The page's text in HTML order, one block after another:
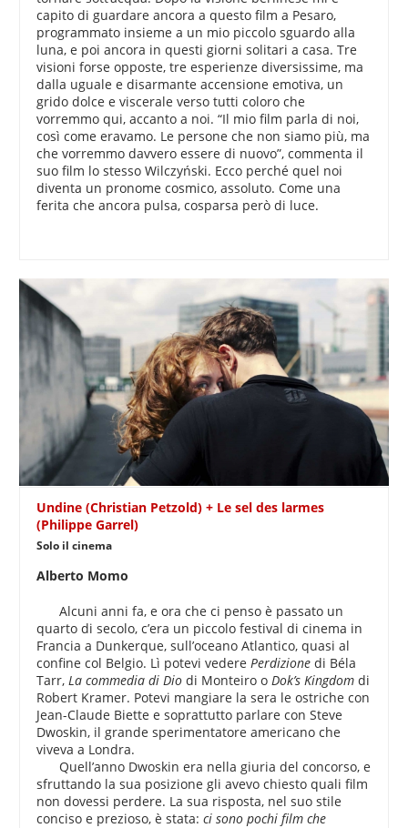
capito di guardare ancora a questo film a Pesaro,
programmato insieme a un mio piccolo sguardo alla
luna, e poi ancora in questi giorni solitari a casa. Tre
visioni forse opposte, tre esperienze diversissime, ma
dalla uguale e disarmante accensione emotiva, un
grido dolce e viscerale verso tutti coloro che
vorremmo qui, accanto a noi. “Il mio film parla di noi,
così come eravamo. Le persone che non siamo più, ma
che vorremmo davvero essere di nuovo”, commenta il
suo film lo stesso Wilczyński. Ecco perché quel noi
diventa un pronome cosmico, assoluto. Come una
ferita che ancora pulsa, cosparsa però di luce.
Undine (Christian Petzold) + Le sel des larmes
(Philippe Garrel)
Solo il cinema
Alberto Momo
Alcuni anni fa, e ora che ci penso è passato un
quarto di secolo, c’era un piccolo festival di cinema in
Francia a Dunkerque, sull’oceano Atlantico, quasi al
confine col Belgio. Lì potevi vederePerdizione di Béla
Tarr,La commedia di Dio di Monteiro oDok’s Kingdom di
Robert Kramer. Potevi mangiare la sera le ostriche con
Jean-Claude Biette e soprattutto parlare con Steve
Dwoskin, il grande sperimentatore americano che
viveva a Londra.
Quell’anno Dwoskin era nella giuria del concorso, e
sfruttando la sua posizione gli avevo chiesto quali film
non dovessi perdere. La sua risposta, nel suo stile
conciso e prezioso, è stata:ci sono pochi film che